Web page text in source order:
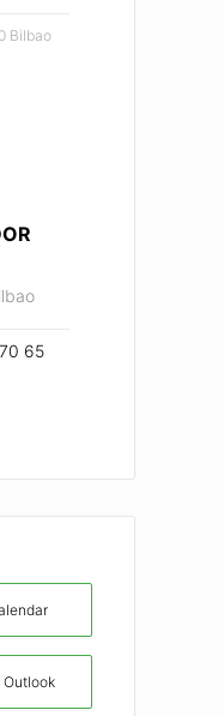
Bilbao
65